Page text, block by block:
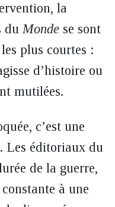
la
duMonde se sont
plus courtes :
d’histoire ou
mutilées.
c’est une
Les éditoriaux du
de la guerre,
à une